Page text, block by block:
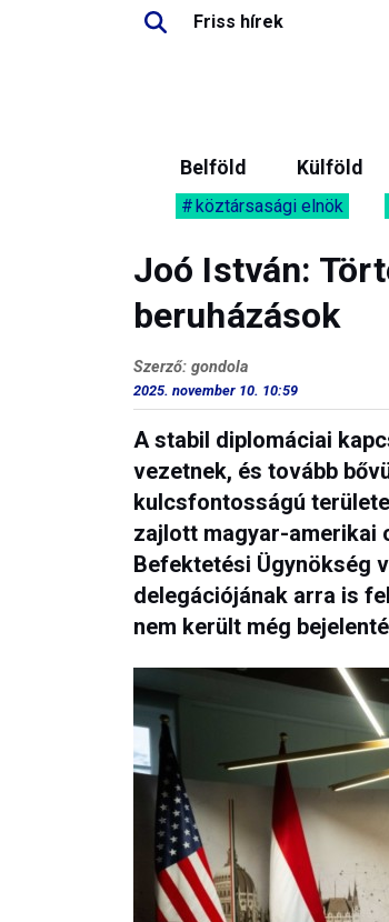
Friss hírek
Belföld Külföld
köztársasági elnök
Joó István:
beruházások
Szerző: gondola
2025. november 10. 10:59
A stabil diplomáciai
vezetnek, és tovább
kulcsfontosságú
zajlott magyar-amerikai
Befektetési Ügynökség
delegációjának arra is
nem került még